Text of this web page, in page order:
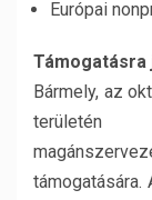
Európai
Bármely, az